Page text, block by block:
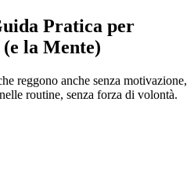
Pratica per
la Mente)
reggono anche senza motivazione,
routine, senza forza di volontà.